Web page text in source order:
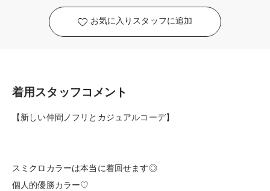
お気に入りスタッフに追加
着用スタッフコメント
【新しい仲間ノフリとカジュアルコーデ】
スミクロカラーは本当に着回せます◎
個人的優勝カラー♡